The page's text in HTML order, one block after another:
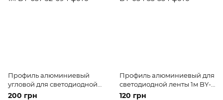
Профиль алюминиевый
угловой для светодиодной
ленты 1м BY-037
200 грн
Профиль алюминиевый для
светодиодной ленты 1м BY-
054
120 грн